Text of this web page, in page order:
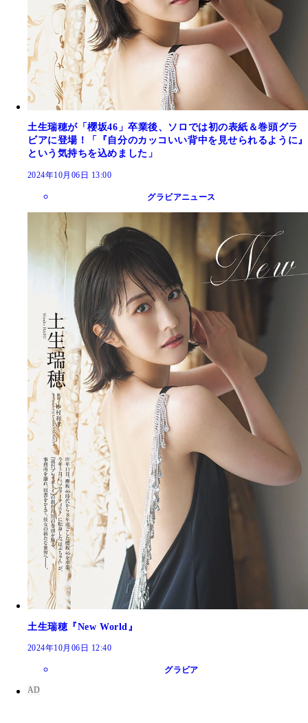
土生瑞穂が「櫻坂46」卒業後、ソロでは初の表紙＆巻頭グラ
ビアに登場！「『自分のカッコいい背中を見せられるように』
という気持ちを込めました」
2024年10月06日 13:00
グラビアニュース
土生瑞穂『New World』
2024年10月06日 12:40
グラビア